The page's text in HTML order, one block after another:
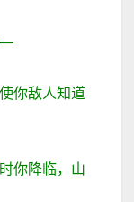
—
你敌人知道
你降临，山